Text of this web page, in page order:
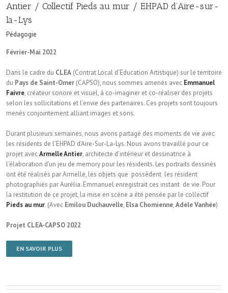
Antier / Collectif Pieds au mur / EHPAD d’Aire-sur-
la-Lys
Pédagogie
Février-Mai 2022
Dans le cadre du CLEA (Contrat Local d’Education Artistique) sur le territoire
du Pays de Saint-Omer (CAPSO), nous sommes amenés avec Emmanuel
Faivre, créateur sonore et visuel, à co-imaginer et co-réaliser des projets
selon les sollicitations et l’envie des partenaires. Ces projets sont toujours
menés conjointement alliant images et sons.
Durant plusieurs semaines, nous avons partagé des moments de vie avec
les résidents de l’EHPAD d’Aire-Sur-La-Lys. Nous avons travaillé pour ce
projet avecArmelle Antier, architecte d’intérieur et dessinatrice à
l’élaboration d’un jeu de memory pour les résidents. Les portraits dessinés
ont été réalisés par Armelle, les objets que possèdent les résident
photographiés par Aurélia. Emmanuel enregistrait ces instant de vie. Pour
la restitution de ce projet, la mise en scène a été pensée par le collectif
Pieds au mur. (Avec Emilou Duchauvelle, Elsa Chomienne,Adèle Vanhée)
Projet CLEA-CAPSO 2022
EN SAVOIR PLUS